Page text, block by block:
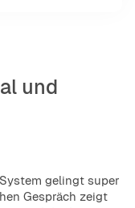
und
gelingt super
Gespräch zeigt